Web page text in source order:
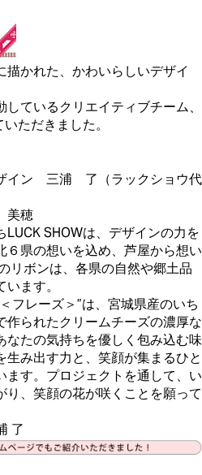
かれた、かわいらしいデザイ
ているクリエイティブチーム、
ただきました。
イン 三浦 了（ラックショウ代
美穂
SHOWは、デザインの力を
６県の想いを込め、芦屋から想い
リボンは、各県の自然や郷土品
ます。
フレーズ＞”は、宮城県産のいち
作られたクリームチーズの濃厚な
なたの気持ちを優しく包み込む味
み出す力と、笑顔が集まるひと
ます。プロジェクトを通して、い
、笑顔の花が咲くことを願って
了